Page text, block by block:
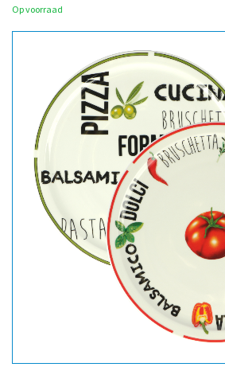
Op voorraad